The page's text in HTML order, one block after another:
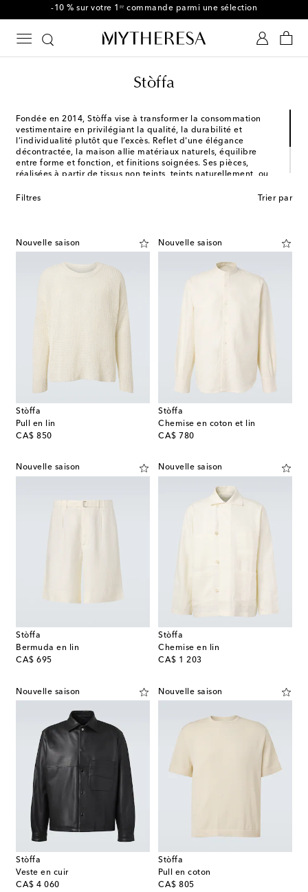
-10 % sur votre 1ʳᵉ commande parmi une sélection
Stòffa
Fondée en 2014, Stòffa vise à transformer la consommation
vestimentaire en privilégiant la qualité, la durabilité et
l’individualité plutôt que l’excès. Reflet d'une élégance
décontractée, la maison allie matériaux naturels, équilibre
entre forme et fonction, et finitions soignées. Ses pièces,
réalisées à partir de tissus non teints, teints naturellement, ou
main par des artisans italiens. Cette approche sur mesure et
Filtres Trier par
Nouvelle saison
Stòffa
Pull en lin
CA$ 850
original price
Nouvelle saison
Stòffa
Chemise en coton et lin
CA$ 780
original price
Nouvelle saison
Stòffa
Bermuda en lin
CA$ 695
original price
Nouvelle saison
Stòffa
Chemise en lin
CA$ 1 203
original price
Nouvelle saison
Stòffa
Veste en cuir
CA$ 4 060
original price
Nouvelle saison
Stòffa
Pull en coton
CA$ 805
original price